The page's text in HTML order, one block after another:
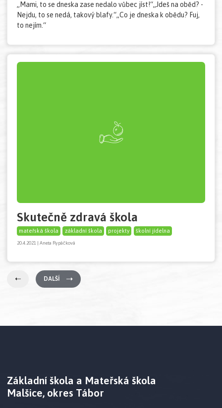
„Mami, to se dneska zase nedalo vůbec jíst!“„Jdeš na oběd? -
Nejdu, to se nedá, takový blafy.“„Co je dneska k obědu? Fuj,
to nejím.“
Skutečně zdravá škola
mateřská škola základní škola projekty školní jídelna
20.4.2021 | Aneta Rypáčková
DALŠÍ
Základní škola a Mateřská škola
Malšice, okres Tábor